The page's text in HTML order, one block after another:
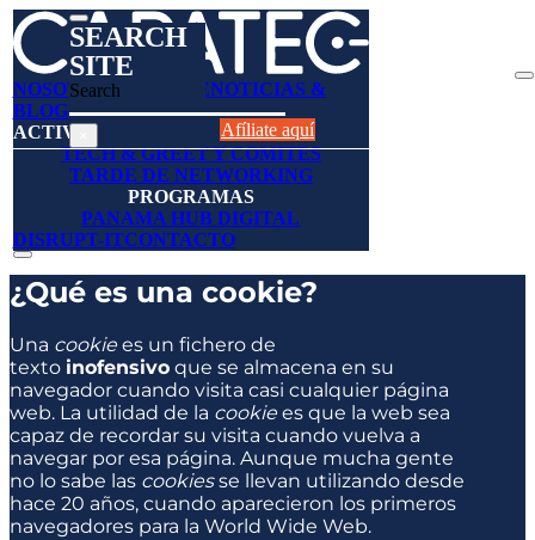
SEARCH
SITE
Search
NOSOTROSAFÍLIESENOTICIAS &
BLOGSDIRECTORIO
ACTIVIDADES
TECH & GREET Y COMITES
TARDE DE NETWORKING
PROGRAMAS
PANAMA HUB DIGITAL
DISRUPT-ITCONTACTO
Afíliate aquí
¿Qué es una cookie?
Una cookiees un fichero de
texto inofensivo que se almacena en su
navegador cuando visita casi cualquier página
web. La utilidad de la cookiees que la web sea
capaz de recordar su visita cuando vuelva a
navegar por esa página. Aunque mucha gente
no lo sabe las cookiesse llevan utilizando desde
hace 20 años, cuando aparecieron los primeros
navegadores para la World Wide Web.